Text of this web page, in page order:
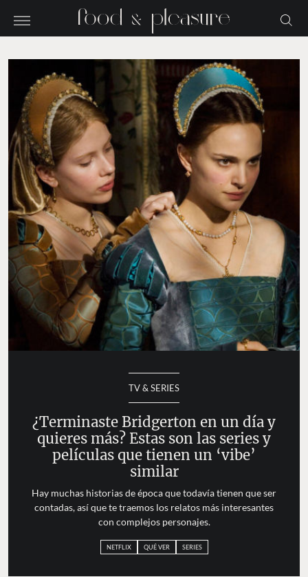
TV & SERIES
¿Terminaste Bridgerton en un día y
quieres más? Estas son las series y
películas que tienen un ‘vibe’
similar
Hay muchas historias de época que todavía tienen que ser
contadas, así que te traemos los relatos más interesantes
con complejos personajes.
NETFLIX QUÉ VER SERIES